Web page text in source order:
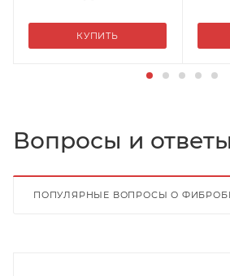
КУПИТЬ
Вопросы и ответы
ПОПУЛЯРНЫЕ ВОПРОСЫ О